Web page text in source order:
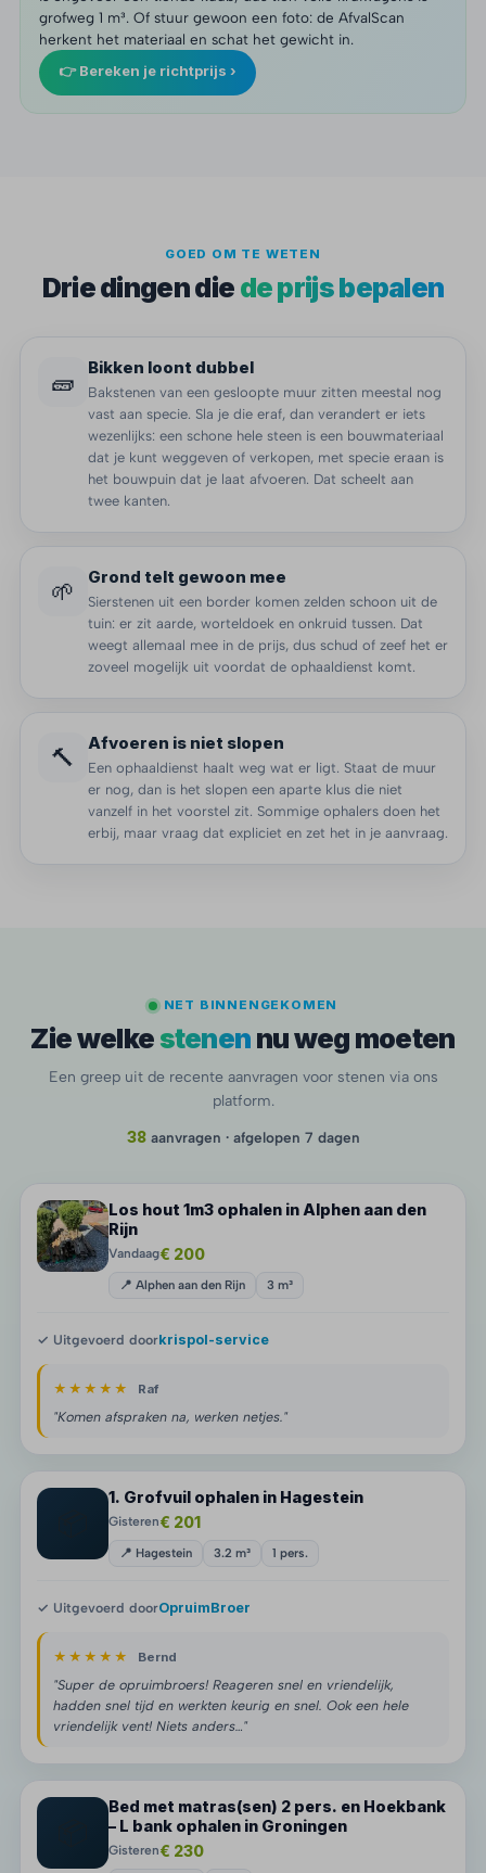
grofweg 1 m³. Of stuur gewoon een foto: de AfvalScan
herkent het materiaal en schat het gewicht in.
👉 Bereken je richtprijs ›
GOED OM TE WETEN
Drie dingen die de prijs bepalen
🧱 Bikken loont dubbel
Bakstenen van een gesloopte muur zitten meestal nog
vast aan specie. Sla je die eraf, dan verandert er iets
wezenlijks: een schone hele steen is een bouwmateriaal
dat je kunt weggeven of verkopen, met specie eraan is
het bouwpuin dat je laat afvoeren. Dat scheelt aan
twee kanten.
🌱 Grond telt gewoon mee
Sierstenen uit een border komen zelden schoon uit de
tuin: er zit aarde, worteldoek en onkruid tussen. Dat
weegt allemaal mee in de prijs, dus schud of zeef het er
zoveel mogelijk uit voordat de ophaaldienst komt.
🔨 Afvoeren is niet slopen
Een ophaaldienst haalt weg wat er ligt. Staat de muur
er nog, dan is het slopen een aparte klus die niet
vanzelf in het voorstel zit. Sommige ophalers doen het
erbij, maar vraag dat expliciet en zet het in je aanvraag.
NET BINNENGEKOMEN
Zie welke stenen nu weg moeten
Een greep uit de recente aanvragen voor stenen via ons
platform.
38aanvragen · afgelopen 7 dagen
Los hout 1m3 ophalen in Alphen aan den
Rijn
Vandaag€ 200
📍 Alphen aan den Rijn 3 m³
✓ Uitgevoerd doorkrispol-service
★★★★★ Raf
"Komen afspraken na, werken netjes."
1. Grofvuil ophalen in Hagestein
Gisteren€ 201
📍 Hagestein 3.2 m³ 1 pers.
✓ Uitgevoerd doorOpruimBroer
★★★★★ Bernd
"Super de opruimbroers! Reageren snel en vriendelijk,
hadden snel tijd en werkten keurig en snel. Ook een hele
vriendelijk vent! Niets anders…"
Bed met matras(sen) 2 pers. en Hoekbank
– L bank ophalen in Groningen
Gisteren€ 230